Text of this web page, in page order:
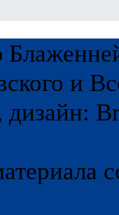
и
дизайн: